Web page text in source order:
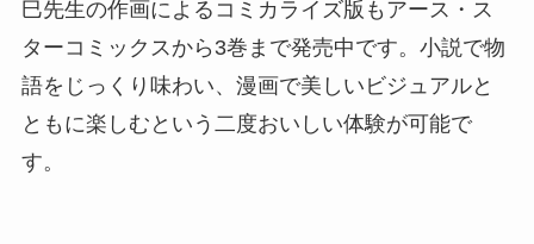
巳先生の作画によるコミカライズ版もアース・ス
ターコミックスから3巻まで発売中です。小説で物
語をじっくり味わい、漫画で美しいビジュアルと
ともに楽しむという二度おいしい体験が可能で
す。